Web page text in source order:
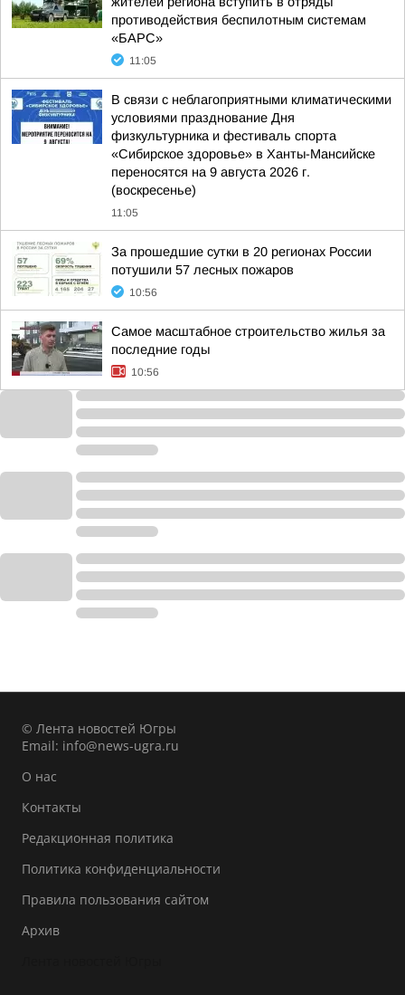
противодействия беспилотным системам
«БАРС»
11:05
В связи с неблагоприятными климатическими
условиями празднование Дня
физкультурника и фестиваль спорта
«Сибирское здоровье» в Ханты-Мансийске
переносятся на 9 августа 2026 г.
(воскресенье)
11:05
За прошедшие сутки в 20 регионах России
потушили 57 лесных пожаров
10:56
Самое масштабное строительство жилья за
последние годы
10:56
© Лента новостей Югры
Email: info@news-ugra.ru
О нас
Контакты
Редакционная политика
Политика конфиденциальности
Правила пользования сайтом
Архив